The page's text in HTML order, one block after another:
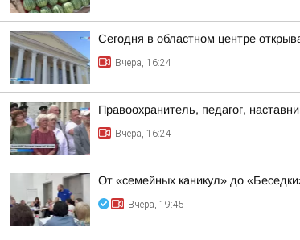
Сегодня в областном центре
Вчера, 16:24
Правоохранитель, педагог,
Вчера, 16:24
От «семейных каникул» до
Вчера, 19:45